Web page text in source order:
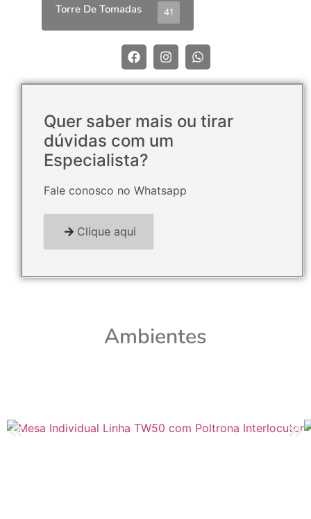
Torre De Tomadas 41
Quer saber mais ou tirar
dúvidas com um
Especialista?
Fale conosco no Whatsapp
Clique aqui
Ambientes